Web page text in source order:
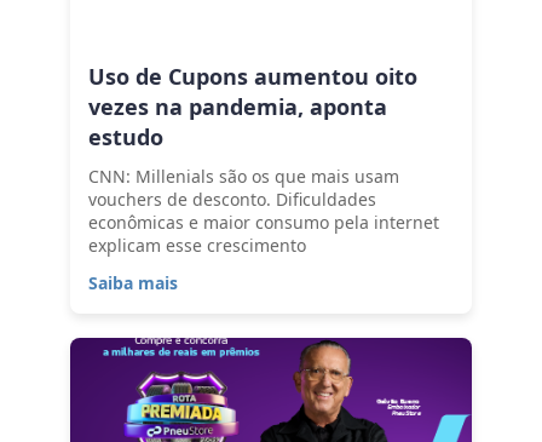
Uso de Cupons aumentou oito
vezes na pandemia, aponta
estudo
CNN: Millenials são os que mais usam
vouchers de desconto. Dificuldades
econômicas e maior consumo pela internet
explicam esse crescimento
Saiba mais